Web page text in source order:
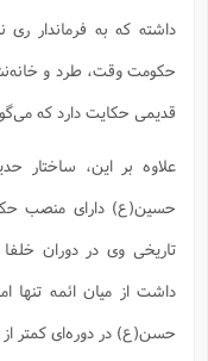
داشته که به فرماندار
حکومت وقت، طرد و
قدیمی حکایت دارد که
علاوه بر این، ساختار
حسین(ع) دارای منصب
تاریخی وی در دوران
حسن(ع) در دوره‌ای کمتر از 7 ماه حکومت کرده‌اند.